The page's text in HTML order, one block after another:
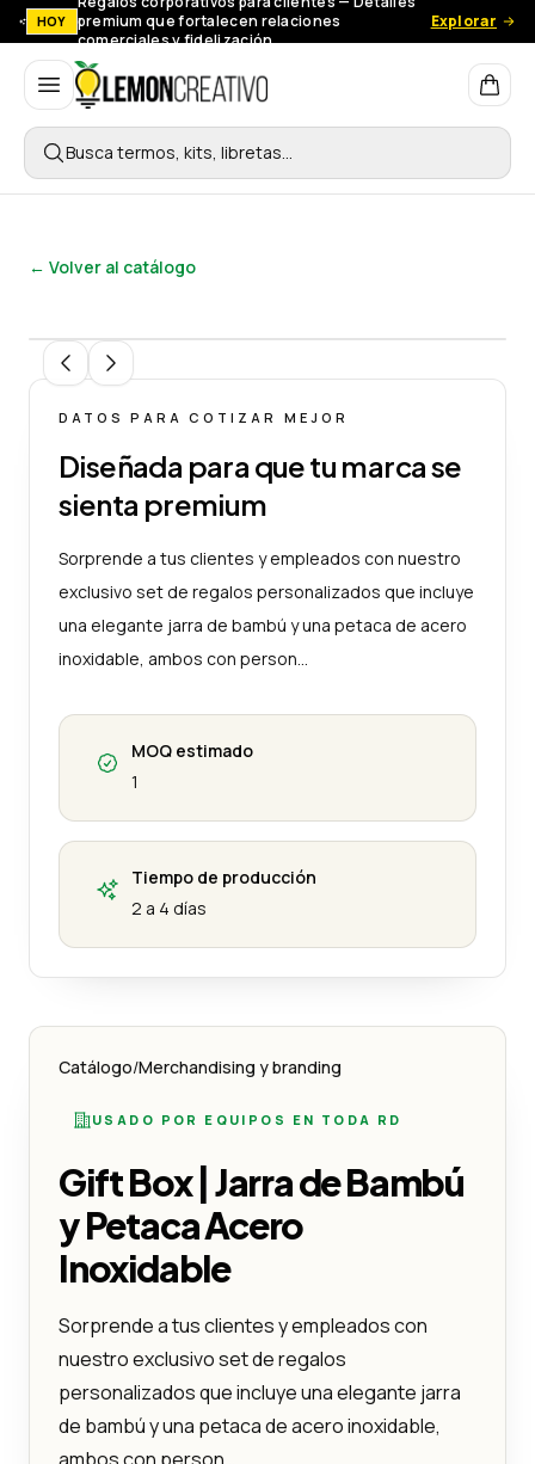
HOY
premium que fortalecen relaciones
comerciales y fidelización.
Explorar
Lemon Creativo
Busca termos, kits, libretas…
← Volver al catálogo
DATOS PARA COTIZAR MEJOR
Diseñada para que tu marca se
sienta premium
Sorprende a tus clientes y empleados con nuestro
exclusivo set de regalos personalizados que incluye
una elegante jarra de bambú y una petaca de acero
inoxidable, ambos con person…
MOQ estimado
1
Tiempo de producción
2 a 4 días
Catálogo/Merchandising y branding
USADO POR EQUIPOS EN TODA RD
Gift Box | Jarra de Bambú
y Petaca Acero
Inoxidable
Sorprende a tus clientes y empleados con
nuestro exclusivo set de regalos
personalizados que incluye una elegante jarra
de bambú y una petaca de acero inoxidable,
ambos con person…